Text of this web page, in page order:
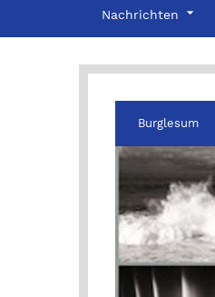
Nachrichten
Burglesum